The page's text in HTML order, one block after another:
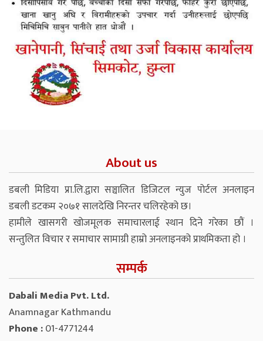
About us
डबली मिडिया प्रा.लि.द्वारा सञ्चालित डिजिटल न्युज पोर्टल अनलाइन
डबली डटकम २०७१ सालदेखि निरन्तर चलिरहेको छ।
हामीले खासगरी खोजमूलक समाचारलाई स्थान दिने गरेका छौं ।
सन्तुलित विचार र समाचार सामाग्री हाम्रो अनलाइनको प्राथमिकता हो ।
सम्पर्क
Dabali Media Pvt. Ltd.
Anamnagar Kathmandu
Phone :01-4771244